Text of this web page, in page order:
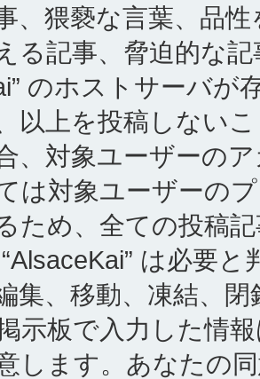
、猥褻な言葉、品
る記事、脅迫的な
のホストサーバが
以上を投稿しない
、対象ユーザーの
は対象ユーザーの
ため、全ての投稿
は必要
集、移動、凍結、
示板で入力した情
します。あなたの